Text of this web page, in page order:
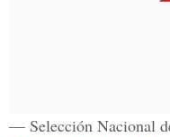
— Selección Nacional